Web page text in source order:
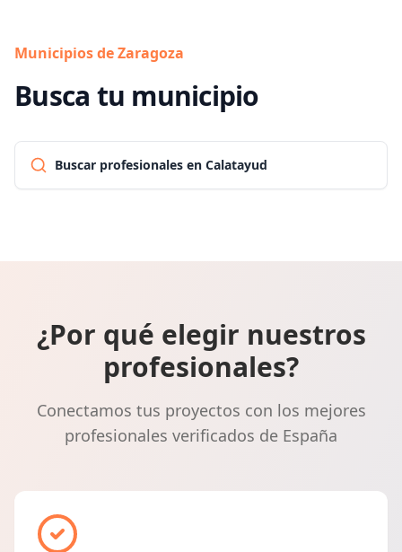
Municipios de Zaragoza
Busca tu municipio
Buscar profesionales en Calatayud
¿Por qué elegir nuestros
profesionales?
Conectamos tus proyectos con los mejores
profesionales verificados de España